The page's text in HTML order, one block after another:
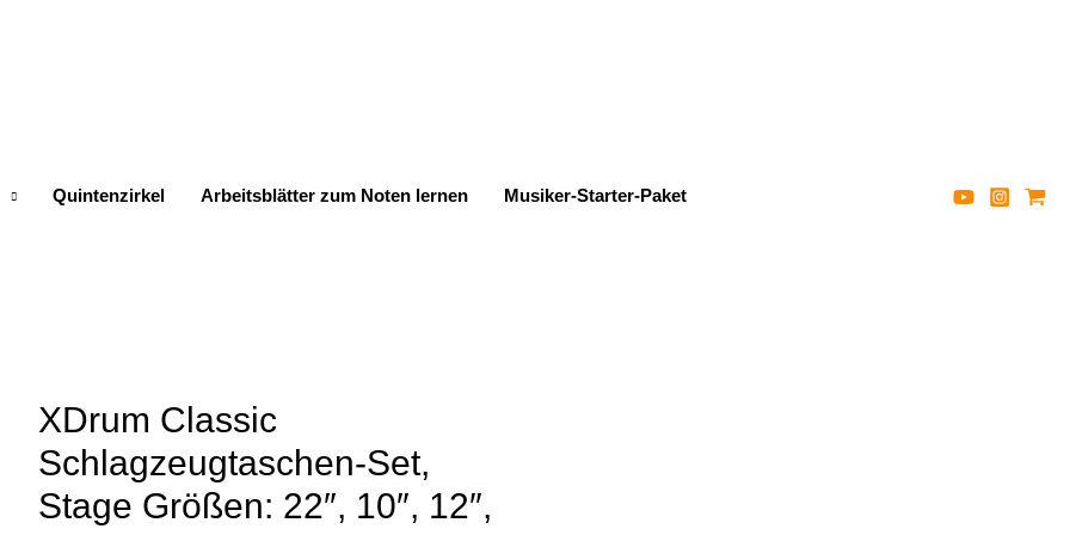
Quintenzirkel Arbeitsblätter zum Noten lernen Musiker-Starter-Paket
XDrum Classic
Schlagzeugtaschen-Set,
Stage Größen: 22″, 10″, 12″,